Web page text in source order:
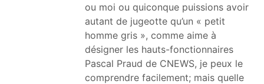
ou moi ou quiconque puissions avoir
autant de jugeotte qu’un « petit
homme gris », comme aime à
désigner les hauts-fonctionnaires
Pascal Praud de CNEWS, je peux le
comprendre facilement; mais quelle